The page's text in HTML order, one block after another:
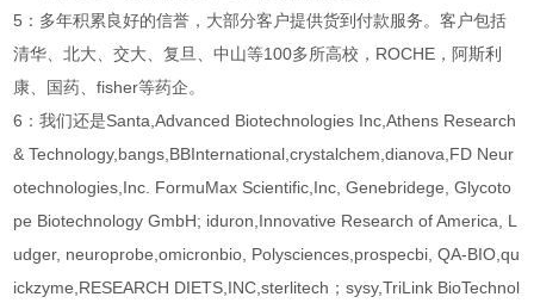
5：多年积累良好的信誉，大部分客户提供货到付款服务。客户包括
清华、北大、交大、复旦、中山等100多所高校，ROCHE，阿斯利
康、国药、fisher等药企。
6：我们还是Santa,Advanced Biotechnologies Inc,Athens Research
& Technology,bangs,BBInternational,crystalchem,dianova,FD Neur
otechnologies,Inc. FormuMax Scientific,Inc, Genebridege, Glycoto
pe Biotechnology GmbH; iduron,Innovative Research of America, L
udger, neuroprobe,omicronbio, Polysciences,prospecbi, QA-BIO,qu
ickzyme,RESEARCH DIETS,INC,sterlitech；sysy,TriLink BioTechnol